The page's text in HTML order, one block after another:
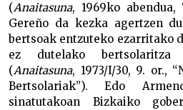
(Anaitasuna, 1969ko abendua,
Gereño da kezka agertzen
bertsoak entzuteko ezarritako
ez dutelako bertsolaritza
(Anaitasuna, 1973/I/30, 9. or.,
Bertsolariak”). Edo
sinatutakoan Bizkaiko